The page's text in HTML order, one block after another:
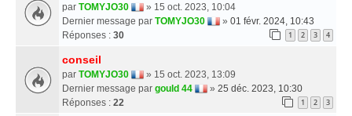
par TOMYJO30
» 15 oct. 2023, 10:04
Dernier message par TOMYJO30 » 01 févr. 2024, 10:43
Réponses : 30 1 2 3 4
conseil
par TOMYJO30
» 15 oct. 2023, 13:09
Dernier message par gould 44 » 25 déc. 2023, 10:30
Réponses : 22 1 2 3